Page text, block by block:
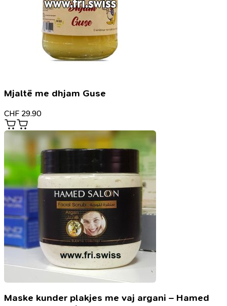
Mjaltë me dhjam Guse
CHF 29.90
Maske kunder plakjes me vaj argani – Hamed